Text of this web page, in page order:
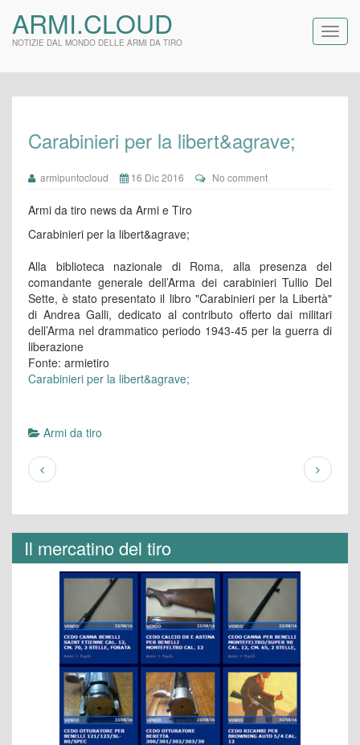
ARMI.CLOUD
NOTIZIE DAL MONDO DELLE ARMI DA TIRO
Carabinieri per la libert&agrave;
armipuntocloud 16 Dic 2016 No comment
Armi da tiro news da Armi e Tiro
Carabinieri per la libert&agrave;
Alla biblioteca nazionale di Roma, alla presenza del
comandante generale dell’Arma dei carabinieri Tullio Del
Sette, è stato presentato il libro "Carabinieri per la Libertà"
di Andrea Galli, dedicato al contributo offerto dai militari
dell’Arma nel drammatico periodo 1943-45 per la guerra di
liberazione
Fonte: armietiro
Carabinieri per la libert&agrave;
Armi da tiro
Il mercatino del tiro